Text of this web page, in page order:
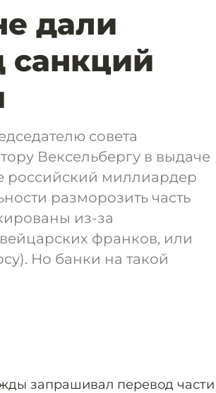
дали
санкций
совета
Вексельбергу в выдаче
российский миллиардер
разморозить часть
из-за
франков, или
Но банки на такой
запрашивал перевод части